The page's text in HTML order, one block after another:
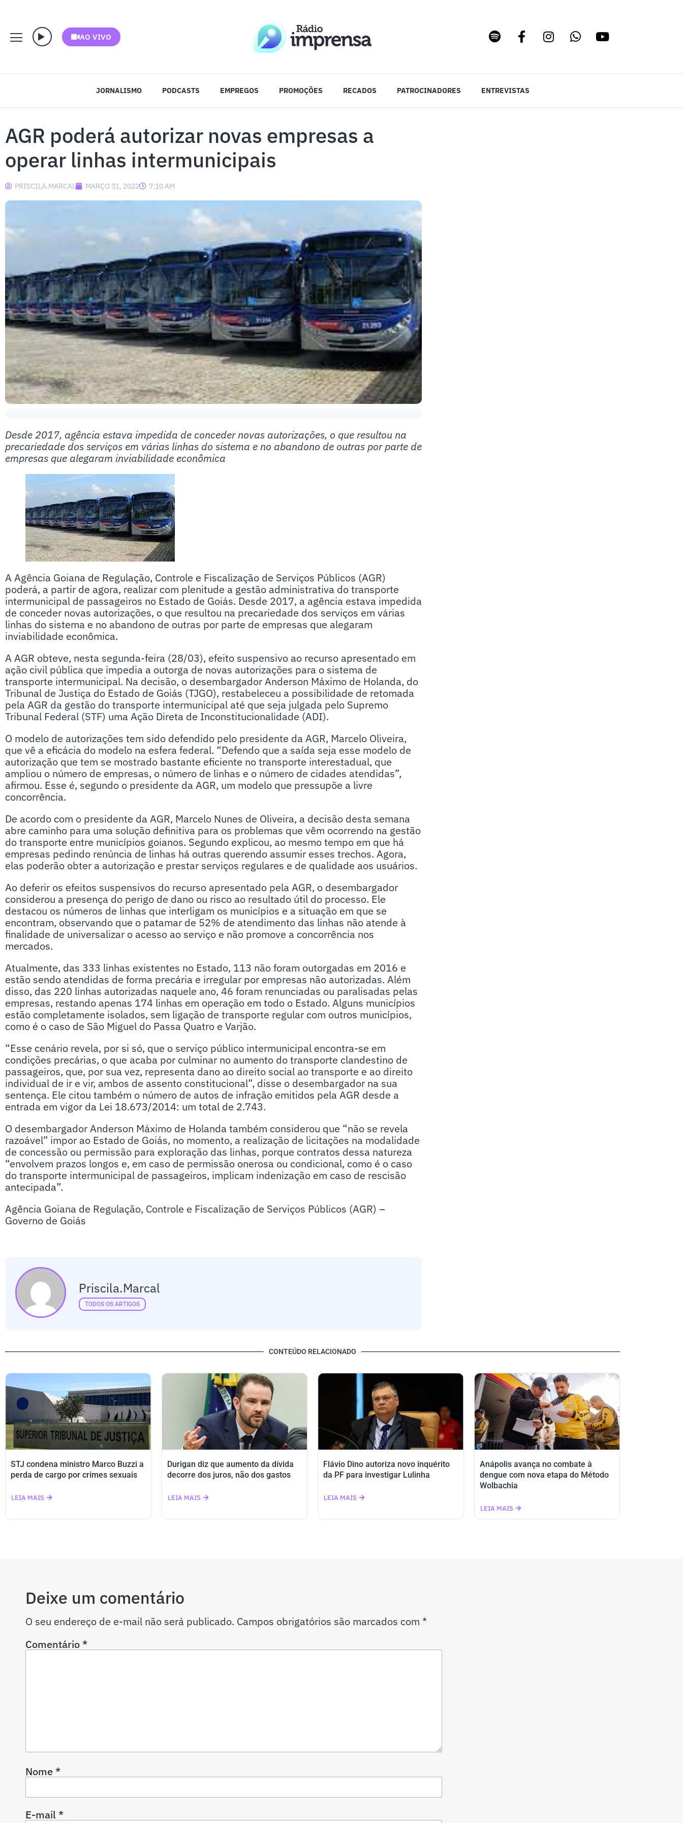
AO VIVO
JORNALISMO PODCASTS EMPREGOS PROMOÇÕES RECADOS PATROCINADORES ENTREVISTAS
AGR poderá autorizar novas empresas a
operar linhas intermunicipais
PRISCILA.MARCAL MARÇO 31, 2022 7:10 AM
Desde 2017, agência estava impedida de conceder novas autorizações, o que resultou na
precariedade dos serviços em várias linhas do sistema e no abandono de outras por parte de
empresas que alegaram inviabilidade econômica
A Agência Goiana de Regulação, Controle e Fiscalização de Serviços Públicos (AGR)
poderá, a partir de agora, realizar com plenitude a gestão administrativa do transporte
intermunicipal de passageiros no Estado de Goiás. Desde 2017, a agência estava impedida
de conceder novas autorizações, o que resultou na precariedade dos serviços em várias
linhas do sistema e no abandono de outras por parte de empresas que alegaram
inviabilidade econômica.
A AGR obteve, nesta segunda-feira (28/03), efeito suspensivo ao recurso apresentado em
ação civil pública que impedia a outorga de novas autorizações para o sistema de
transporte intermunicipal. Na decisão, o desembargador Anderson Máximo de Holanda, do
Tribunal de Justiça do Estado de Goiás (TJGO), restabeleceu a possibilidade de retomada
pela AGR da gestão do transporte intermunicipal até que seja julgada pelo Supremo
Tribunal Federal (STF) uma Ação Direta de Inconstitucionalidade (ADI).
O modelo de autorizações tem sido defendido pelo presidente da AGR, Marcelo Oliveira,
que vê a eficácia do modelo na esfera federal. “Defendo que a saída seja esse modelo de
autorização que tem se mostrado bastante eficiente no transporte interestadual, que
ampliou o número de empresas, o número de linhas e o número de cidades atendidas”,
afirmou. Esse é, segundo o presidente da AGR, um modelo que pressupõe a livre
concorrência.
De acordo com o presidente da AGR, Marcelo Nunes de Oliveira, a decisão desta semana
abre caminho para uma solução definitiva para os problemas que vêm ocorrendo na gestão
do transporte entre municípios goianos. Segundo explicou, ao mesmo tempo em que há
empresas pedindo renúncia de linhas há outras querendo assumir esses trechos. Agora,
elas poderão obter a autorização e prestar serviços regulares e de qualidade aos usuários.
Ao deferir os efeitos suspensivos do recurso apresentado pela AGR, o desembargador
considerou a presença do perigo de dano ou risco ao resultado útil do processo. Ele
destacou os números de linhas que interligam os municípios e a situação em que se
encontram, observando que o patamar de 52% de atendimento das linhas não atende à
finalidade de universalizar o acesso ao serviço e não promove a concorrência nos
mercados.
Atualmente, das 333 linhas existentes no Estado, 113 não foram outorgadas em 2016 e
estão sendo atendidas de forma precária e irregular por empresas não autorizadas. Além
disso, das 220 linhas autorizadas naquele ano, 46 foram renunciadas ou paralisadas pelas
empresas, restando apenas 174 linhas em operação em todo o Estado. Alguns municípios
estão completamente isolados, sem ligação de transporte regular com outros municípios,
como é o caso de São Miguel do Passa Quatro e Varjão.
“Esse cenário revela, por si só, que o serviço público intermunicipal encontra-se em
condições precárias, o que acaba por culminar no aumento do transporte clandestino de
passageiros, que, por sua vez, representa dano ao direito social ao transporte e ao direito
individual de ir e vir, ambos de assento constitucional”, disse o desembargador na sua
sentença. Ele citou também o número de autos de infração emitidos pela AGR desde a
entrada em vigor da Lei 18.673/2014: um total de 2.743.
O desembargador Anderson Máximo de Holanda também considerou que “não se revela
razoável” impor ao Estado de Goiás, no momento, a realização de licitações na modalidade
de concessão ou permissão para exploração das linhas, porque contratos dessa natureza
“envolvem prazos longos e, em caso de permissão onerosa ou condicional, como é o caso
do transporte intermunicipal de passageiros, implicam indenização em caso de rescisão
antecipada”.
Agência Goiana de Regulação, Controle e Fiscalização de Serviços Públicos (AGR) –
Governo de Goiás
Priscila.marcal
TODOS OS ARTIGOS
CONTEÚDO RELACIONADO
STJ condena ministro Marco Buzzi a
perda de cargo por crimes sexuais
LEIA MAIS
Durigan diz que aumento da dívida
decorre dos juros, não dos gastos
LEIA MAIS
Flávio Dino autoriza novo inquérito
da PF para investigar Lulinha
LEIA MAIS
Anápolis avança no combate à
dengue com nova etapa do Método
Wolbachia
LEIA MAIS
Deixe um comentário
O seu endereço de e-mail não será publicado. Campos obrigatórios são marcados com *
Comentário*
Nome*
E-mail*